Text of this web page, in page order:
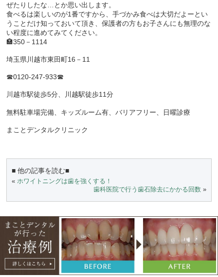
ぜたりしたな…とか思い出します。
食べるは楽しいのが1番ですから、手づかみ食べは大切だよーとい
うことだけ知っておいて頂き、保護者の方もお子さんにも無理のな
い程度に進めてみてください。
🏣350－1114
埼玉県川越市東田町16－11
☎0120-247-933☎
川越市駅徒歩5分、川越駅徒歩11分
無料駐車場完備、キッズルーム有、バリアフリー、日曜診療
まことデンタルクリニック
■ 他の記事を読む■
«ホワイトニングは歯を強くする！
歯科医院で行う歯石除去にかかる回数 »